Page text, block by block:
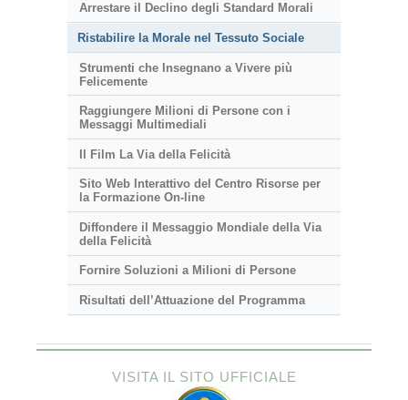
Arrestare il Declino degli Standard Morali
Ristabilire la Morale nel Tessuto Sociale
Strumenti che Insegnano a Vivere più
Felicemente
Raggiungere Milioni di Persone con i
Messaggi Multimediali
Il Film La Via della Felicità
Sito Web Interattivo del Centro Risorse per
la Formazione On-line
Diffondere il Messaggio Mondiale della Via
della Felicità
Fornire Soluzioni a Milioni di Persone
Risultati dell’Attuazione del Programma
VISITA IL SITO UFFICIALE